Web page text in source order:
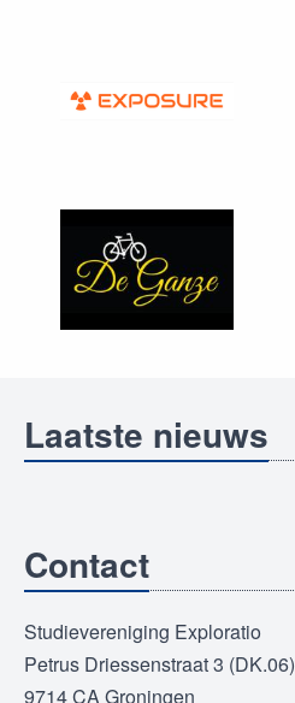
Laatste nieuws
Contact
Studievereniging Exploratio
Petrus Driessenstraat 3 (DK.06)
9714 CA Groningen